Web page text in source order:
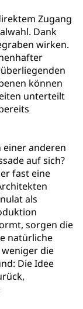
Zugang
Dank
wirken.
können
unterteilt
einer anderen
auf sich?
fast eine
als
sorgen die
natürliche
die
Die Idee